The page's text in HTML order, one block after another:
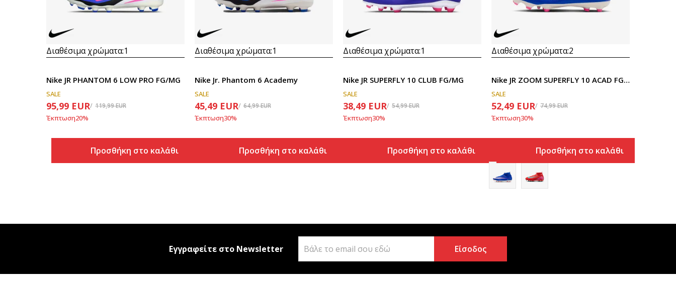
Διαθέσιμα χρώματα:1
Nike JR PHANTOM 6 LOW PRO FG/MG
SALE
95,99 EUR 119,99EUR
Έκπτωση20%
Προσθήκη στο καλάθι
Διαθέσιμα χρώματα:1
Nike Jr. Phantom 6 Academy
SALE
45,49 EUR 64,99EUR
Έκπτωση30%
Προσθήκη στο καλάθι
Διαθέσιμα χρώματα:1
Nike JR SUPERFLY 10 CLUB FG/MG
SALE
38,49 EUR 54,99EUR
Έκπτωση30%
Προσθήκη στο καλάθι
Διαθέσιμα χρώματα:2
Nike JR ZOOM SUPERFLY 10 ACAD FGMG
SALE
52,49 EUR 74,99EUR
Έκπτωση30%
Προσθήκη στο καλάθι
Εγγραφείτε στο Newsletter Είσοδος